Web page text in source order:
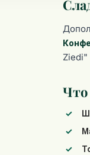
Ziedi"
Что